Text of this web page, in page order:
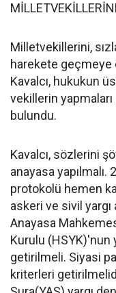
Milletvekillerini,
harekete geçmeye
Kavalcı, hukukun
vekillerin
bulundu.
Kavalcı, sözlerini
anayasa
protokolü hemen
askeri ve sivil yargı
Anayasa
Kurulu (HSYK)'nun
getirilmeli. Siyasi
kriterleri